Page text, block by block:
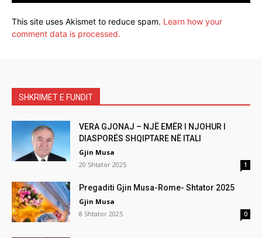
This site uses Akismet to reduce spam. Learn how your
comment data is processed.
SHKRIMET E FUNDIT
VERA GJONAJ – NJË EMËR I NJOHUR I
DIASPORËS SHQIPTARE NË ITALI
Gjin Musa
20 Shtator 2025
1
Pregaditi Gjin Musa-Rome- Shtator 2025
Gjin Musa
8 Shtator 2025
0